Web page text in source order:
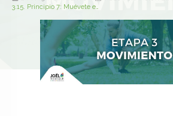
3.15. Principio 7: Muévete en la naturaleza (8′)